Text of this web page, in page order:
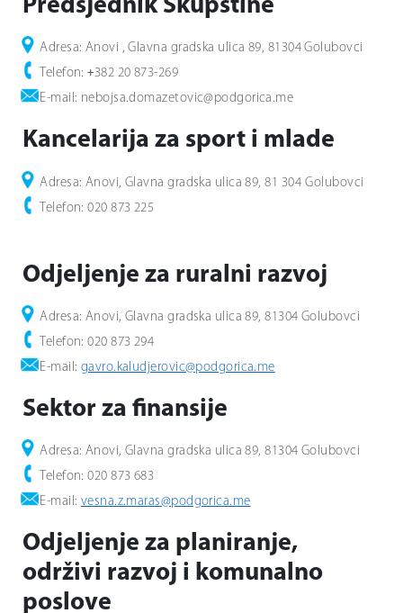
Predsjednik Skupštine
Adresa: Anovi , Glavna gradska ulica 89, 81304 Golubovci
Telefon:+382 20 873-269
E-mail: nebojsa.domazetovic@podgorica.me
Kancelarija za sport i mlade
Adresa: Anovi, Glavna gradska ulica 89, 81 304 Golubovci
Telefon: 020 873 225
Odjeljenje za ruralni razvoj
Adresa: Anovi, Glavna gradska ulica 89, 81304 Golubovci
Telefon: 020 873 294
E-mail: gavro.kaludjerovic@podgorica.me
Sektor za finansije
Adresa: Anovi, Glavna gradska ulica 89, 81304 Golubovci
Telefon: 020 873 683
E-mail: vesna.z.maras@podgorica.me
Odjeljenje za planiranje,
održivi razvoj i komunalno
poslove